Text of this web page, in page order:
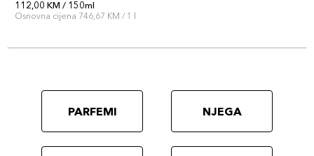
112,00 KM / 150ml
Osnovna cijena 746,67 KM / 1 l
PARFEMI NJEGA